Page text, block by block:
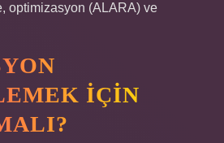
optimizasyon (ALARA) ve
IÇIN